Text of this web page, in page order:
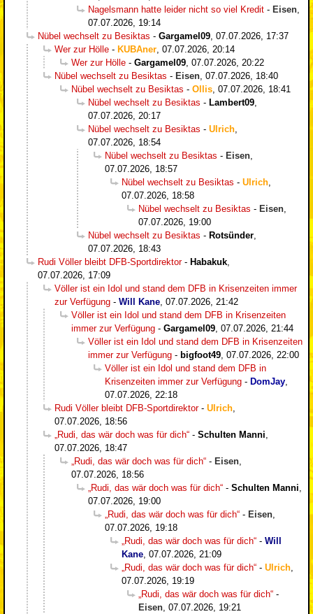
Nagelsmann hatte leider nicht so viel Kredit - Eisen
07.07.2026, 19:14
Nübel wechselt zu Besiktas - Gargamel09 07.07.2026, 17:37
Wer zur Hölle - KUBAner 07.07.2026, 20:14
Wer zur Hölle - Gargamel09 07.07.2026, 20:22
Nübel wechselt zu Besiktas - Eisen 07.07.2026, 18:40
Nübel wechselt zu Besiktas - Ollis 07.07.2026, 18:41
Nübel wechselt zu Besiktas - Lambert09
07.07.2026, 20:17
Nübel wechselt zu Besiktas - Ulrich
07.07.2026, 18:54
Nübel wechselt zu Besiktas - Eisen
07.07.2026, 18:57
Nübel wechselt zu Besiktas - Ulrich
07.07.2026, 18:58
Nübel wechselt zu Besiktas - Eisen
07.07.2026, 19:00
Nübel wechselt zu Besiktas - Rotsünder
07.07.2026, 18:43
Rudi Völler bleibt DFB-Sportdirektor- Habakuk
07.07.2026, 17:09
Völler ist ein Idol und stand dem DFB in Krisenzeiten immer
zur Verfügung - Will Kane 07.07.2026, 21:42
Völler ist ein Idol und stand dem DFB in Krisenzeiten
immer zur Verfügung - Gargamel09 07.07.2026, 21:44
Völler ist ein Idol und stand dem DFB in Krisenzeiten
immer zur Verfügung - bigfoot49 07.07.2026, 22:00
Völler ist ein Idol und stand dem DFB in
Krisenzeiten immer zur Verfügung - DomJay
07.07.2026, 22:18
Rudi Völler bleibt DFB-Sportdirektor- Ulrich
07.07.2026, 18:56
„Rudi, das wär doch was für dich“ - Schulten Manni
07.07.2026, 18:47
„Rudi, das wär doch was für dich“ - Eisen
07.07.2026, 18:56
„Rudi, das wär doch was für dich“ - Schulten Manni
07.07.2026, 19:00
„Rudi, das wär doch was für dich“ - Eisen
07.07.2026, 19:18
„Rudi, das wär doch was für dich“ - Will
Kane 07.07.2026, 21:09
„Rudi, das wär doch was für dich“ - Ulrich
07.07.2026, 19:19
„Rudi, das wär doch was für dich“ -
Eisen 07.07.2026, 19:21